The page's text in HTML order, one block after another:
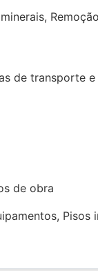
de transporte
de obra
Pisos